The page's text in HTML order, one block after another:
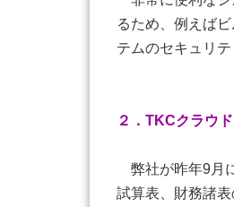
るため、例えば
テムのセキュリ
２．TKCクラウ
弊社が昨年9月
試算表、財務諸